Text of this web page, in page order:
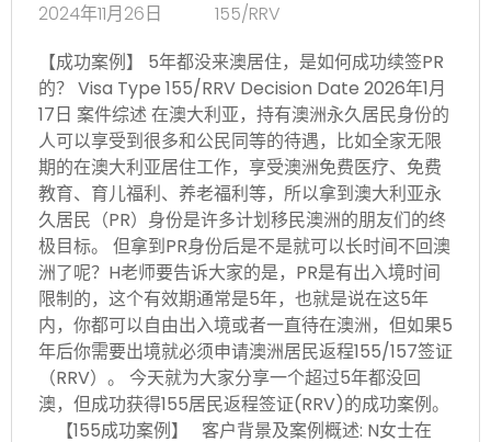
2024年11月26日
155/RRV
【成功案例】 5年都没来澳居住，是如何成功续签PR
的？ Visa Type 155/RRV Decision Date 2026年1月
17日 案件综述 在澳大利亚，持有澳洲永久居民身份的
人可以享受到很多和公民同等的待遇，比如全家无限
期的在澳大利亚居住工作，享受澳洲免费医疗、免费
教育、育儿福利、养老福利等，所以拿到澳大利亚永
久居民（PR）身份是许多计划移民澳洲的朋友们的终
极目标。 但拿到PR身份后是不是就可以长时间不回澳
洲了呢？H老师要告诉大家的是，PR是有出入境时间
限制的，这个有效期通常是5年，也就是说在这5年
内，你都可以自由出入境或者一直待在澳洲，但如果5
年后你需要出境就必须申请澳洲居民返程155/157签证
（RRV）。 今天就为大家分享一个超过5年都没回
澳，但成功获得155居民返程签证(RRV)的成功案例。
【155成功案例】 客户背景及案例概述: N女士在